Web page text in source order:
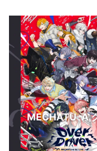
MECHATU-A